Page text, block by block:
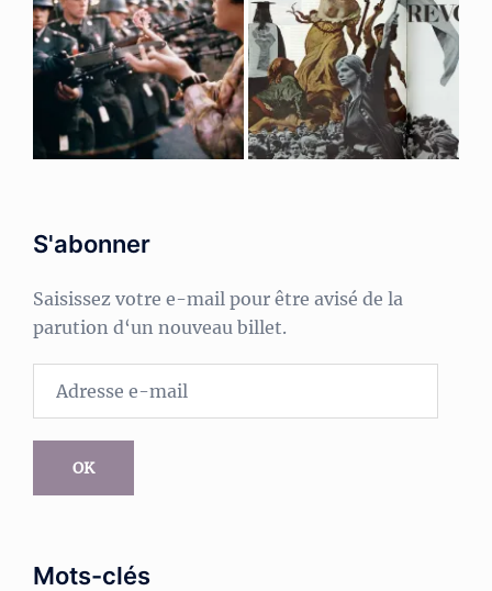
S'abonner
Saisissez votre e-mail pour être avisé de la
parution d‘un nouveau billet.
OK
Mots-clés